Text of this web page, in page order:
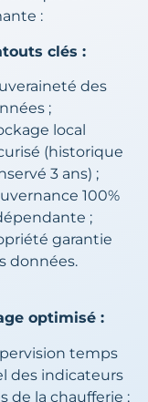
:
clés :
des
;
local
(historique
3 ans) ;
100%
;
garantie
données.
optimisé :
temps
des indicateurs
de la chaufferie ;